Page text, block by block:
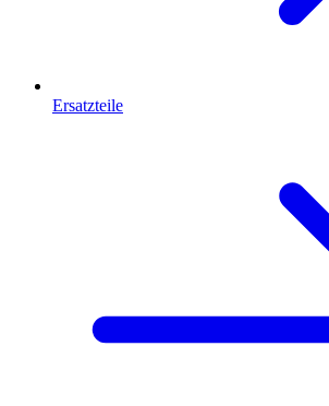
Ersatzteile